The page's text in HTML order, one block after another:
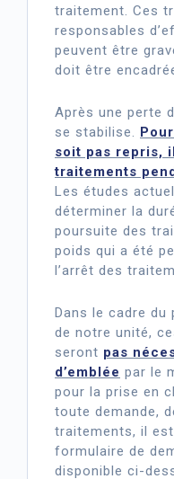
traitement. Ces
responsables
peuvent être
doit être
Après une perte
se stabilise.
soit pas repris,
traitements
Les études
déterminer la
poursuite des
poids qui a été
l’arrêt des
Dans le cadre du
de notre unité,
seront pas
d’emblée par le
pour la prise en
toute demande,
traitements, il
formulaire de
disponible ci-